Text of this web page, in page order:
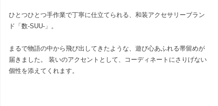
ひとつひとつ手作業で丁寧に仕立てられる、和装アクセサリーブラン
ド「数-SUU-」。
まるで物語の中から飛び出してきたような、遊び心あふれる帯留めが
届きました。 装いのアクセントとして、コーディネートにさりげない
個性を添えてくれます。